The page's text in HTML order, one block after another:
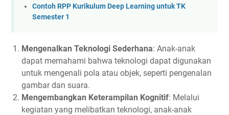
Contoh RPP Kurikulum Deep Learning untuk TK
Semester 1
Mengenalkan Teknologi Sederhana: Anak-anak
dapat memahami bahwa teknologi dapat digunakan
untuk mengenali pola atau objek, seperti pengenalan
gambar dan suara.
Mengembangkan Keterampilan Kognitif: Melalui
kegiatan yang melibatkan teknologi, anak-anak